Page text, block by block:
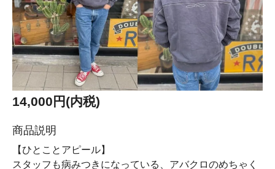
14,000円(内税)
商品説明
【ひとことアピール】
スタッフも病みつきになっている、アバクロのめちゃく